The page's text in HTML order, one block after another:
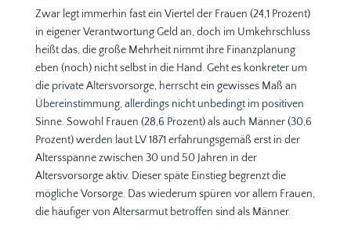
Zwar legt immerhin fast ein Viertel der Frauen (24,1 Prozent)
in eigener Verantwortung Geld an, doch im Umkehrschluss
heißt das, die große Mehrheit nimmt ihre Finanzplanung
eben (noch) nicht selbst in die Hand. Geht es konkreter um
die private Altersvorsorge, herrscht ein gewisses Maß an
Übereinstimmung, allerdings nicht unbedingt im positiven
Sinne. Sowohl Frauen (28,6 Prozent) als auch Männer (30,6
Prozent) werden laut LV 1871 erfahrungsgemäß erst in der
Altersspanne zwischen 30 und 50 Jahren in der
Altersvorsorge aktiv. Dieser späte Einstieg begrenzt die
mögliche Vorsorge. Das wiederum spüren vor allem Frauen,
die häufiger von Altersarmut betroffen sind als Männer.